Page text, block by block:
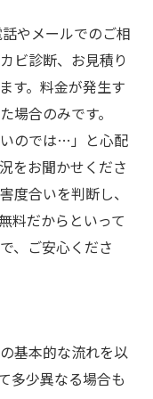
やメールでのご相
ビ診断、お見積り
す。料金が発生す
場合のみです。
いのでは…」と心配
をお聞かせくださ
度合いを判断し、
料だからといって
、ご安心くださ
基本的な流れを以
多少異なる場合も